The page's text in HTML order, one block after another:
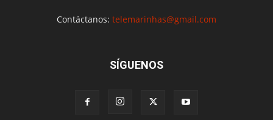
Contáctanos: telemarinhas@gmail.com
SÍGUENOS